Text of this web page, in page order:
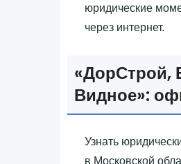
юридические
через интернет.
«‎ДорСтрой,
Видное»‎:
Узнать
в Московской